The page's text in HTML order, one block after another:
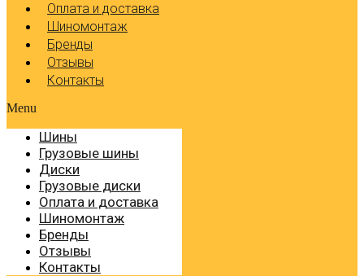
Оплата и доставка
Шиномонтаж
Бренды
Отзывы
Контакты
Menu
Шины
Грузовые шины
Диски
Грузовые диски
Оплата и доставка
Шиномонтаж
Бренды
Отзывы
Контакты